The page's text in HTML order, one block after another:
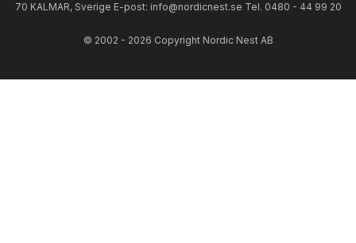
70 KALMAR, Sverige E-post: info@nordicnest.se Tel. 0480 - 44 99 20
© 2002 - 2026 Copyright Nordic Nest AB